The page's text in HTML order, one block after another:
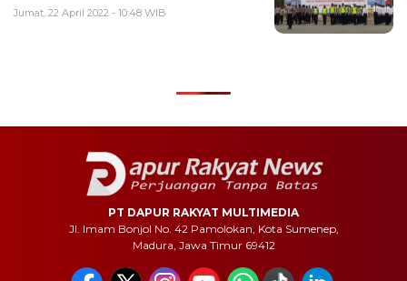
Jumat, 22 April 2022 - 10:48 WIB
PT DAPUR RAKYAT MULTIMEDIA
Jl. Imam Bonjol No. 42 Pamolokan, Kota Sumenep,
Madura, Jawa Timur 69412